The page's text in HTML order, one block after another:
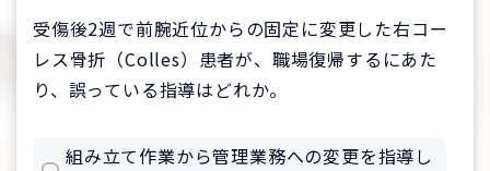
受傷後2週で前腕近位からの固定に変更した右コー
レス骨折（Colles）患者が、職場復帰するにあた
り、誤っている指導はどれか。
組み立て作業から管理業務への変更を指導し